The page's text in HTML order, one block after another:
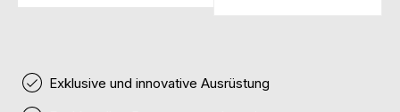
Exklusive und innovative Ausrüstung